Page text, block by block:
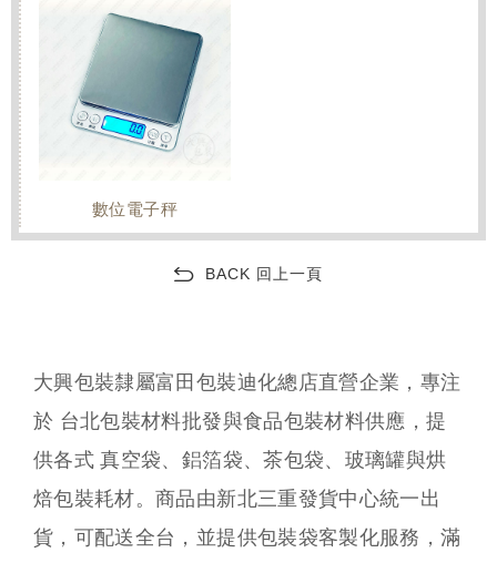
數位電子秤
BACK 回上一頁
大興包裝隸屬富田包裝迪化總店直營企業，專注
於 台北包裝材料批發與食品包裝材料供應，提
供各式 真空袋、鋁箔袋、茶包袋、玻璃罐與烘
焙包裝耗材。商品由新北三重發貨中心統一出
貨，可配送全台，並提供包裝袋客製化服務，滿